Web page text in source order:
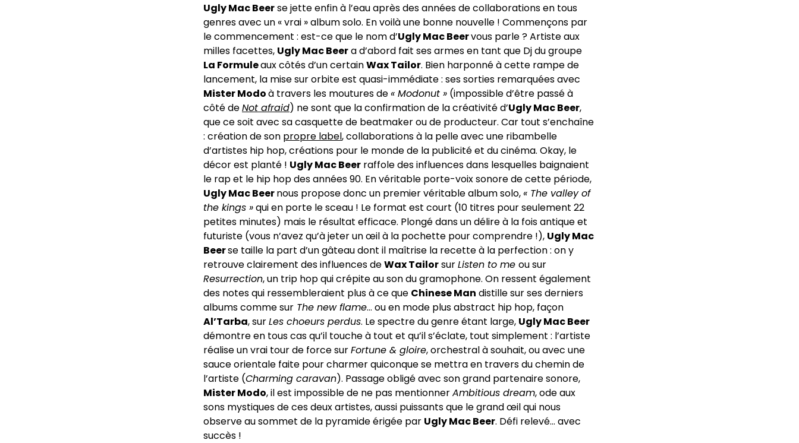
Ugly Mac Beerse jette enfin à l’eau après des années de collaborations en tous
genres avec un « vrai » album solo. En voilà une bonne nouvelle ! Commençons par
le commencement : est-ce que le nom d’Ugly Mac Beervous parle ? Artiste aux
milles facettes, Ugly Mac Beera d’abord fait ses armes en tant que Dj du groupe
La Formuleaux côtés d’un certainWax Tailor. Bien harponné à cette rampe de
lancement, la mise sur orbite est quasi-immédiate : ses sorties remarquées avec
Mister Modoà travers les moutures de« Modonut » (impossible d’être passé à
côté deNot afraid) ne sont que la confirmation de la créativité d’Ugly Mac Beer,
que ce soit avec sa casquette de beatmaker ou de producteur. Car tout s’enchaîne
: création de son propre label, collaborations à la pelle avec une ribambelle
d’artistes hip hop, créations pour le monde de la publicité et du cinéma. Okay, le
décor est planté ! Ugly Mac Beer raffole des influences dans lesquelles baignaient
le rap et le hip hop des années 90. En véritable porte-voix sonore de cette période,
Ugly Mac Beernous propose donc un premier véritable album solo,« The valley of
the kings »qui en porte le sceau ! Le format est court (10 titres pour seulement 22
petites minutes) mais le résultat efficace. Plongé dans un délire à la fois antique et
futuriste (vous n’avez qu’à jeter un œil à la pochette pour comprendre !), Ugly Mac
Beerse taille la part d’un gâteau dont il maîtrise la recette à la perfection : on y
retrouve clairement des influences deWax TailorsurListen to me ou sur
Resurrection, un trip hop qui crépite au son du gramophone. On ressent également
des notes qui ressembleraient plus à ce que Chinese Man distille sur ses derniers
albums comme sur The new flame… ou en mode plus abstract hip hop, façon
Al’Tarba, surLes choeurs perdus. Le spectre du genre étant large, Ugly Mac Beer
démontre en tous cas qu’il touche à tout et qu’il s’éclate, tout simplement : l’artiste
réalise un vrai tour de force surFortune & gloire, orchestral à souhait, ou avec une
sauce orientale faite pour charmer quiconque se mettra en travers du chemin de
l’artiste (Charming caravan). Passage obligé avec son grand partenaire sonore,
Mister Modo, il est impossible de ne pas mentionnerAmbitious dream, ode aux
sons mystiques de ces deux artistes, aussi puissants que le grand œil qui nous
observe au sommet de la pyramide érigée par Ugly Mac Beer. Défi relevé… avec
succès !